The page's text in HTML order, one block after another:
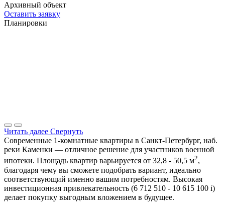
Архивный объект
Оставить заявку
Планировки
Читать далее Свернуть
Современные 1-комнатные квартиры в Санкт-Петербург, наб.
реки Каменки — отличное решение для участников военной
ипотеки. Площадь квартир варьируется от 32,8 - 50,5 м2,
благодаря чему вы сможете подобрать вариант, идеально
соответствующий именно вашим потребностям. Высокая
инвестиционная привлекательность (6 712 510 - 10 615 100 i)
делает покупку выгодным вложением в будущее.